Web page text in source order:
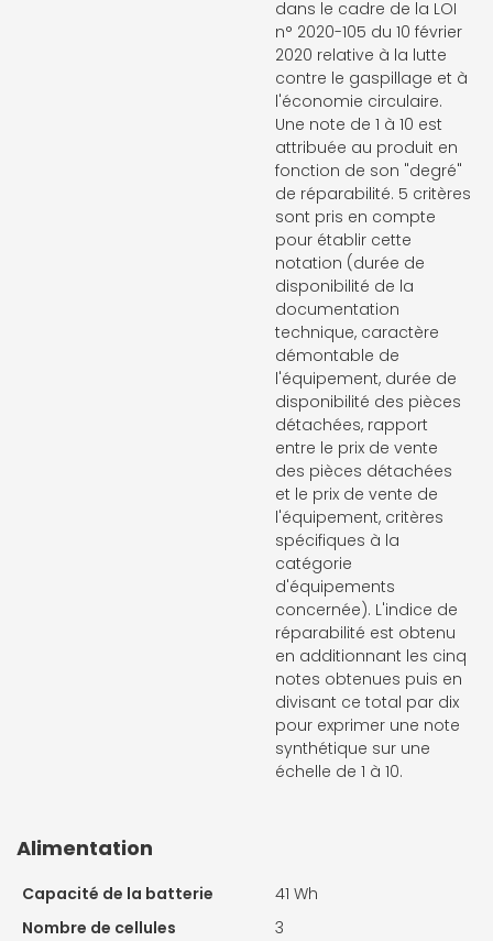
dans le cadre de la LOI
n° 2020-105 du 10 février
2020 relative à la lutte
contre le gaspillage et à
l'économie circulaire.
Une note de 1 à 10 est
attribuée au produit en
fonction de son "degré"
de réparabilité. 5 critères
sont pris en compte
pour établir cette
notation (durée de
disponibilité de la
documentation
technique, caractère
démontable de
l'équipement, durée de
disponibilité des pièces
détachées, rapport
entre le prix de vente
des pièces détachées
et le prix de vente de
l'équipement, critères
spécifiques à la
catégorie
d'équipements
concernée). L'indice de
réparabilité est obtenu
en additionnant les cinq
notes obtenues puis en
divisant ce total par dix
pour exprimer une note
synthétique sur une
échelle de 1 à 10.
Alimentation
Capacité de la batterie
41 Wh
Nombre de cellules
3